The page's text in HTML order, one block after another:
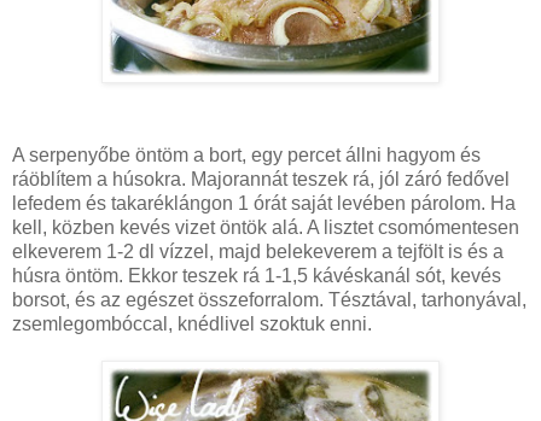
A serpenyőbe öntöm a bort, egy percet állni hagyom és
ráöblítem a húsokra. Majorannát teszek rá, jól záró fedővel
lefedem és takaréklángon 1 órát saját levében párolom. Ha
kell, közben kevés vizet öntök alá. A lisztet csomómentesen
elkeverem 1-2 dl vízzel, majd belekeverem a tejfölt is és a
húsra öntöm. Ekkor teszek rá 1-1,5 kávéskanál sót, kevés
borsot, és az egészet összeforralom. Tésztával, tarhonyával,
zsemlegombóccal, knédlivel szoktuk enni.